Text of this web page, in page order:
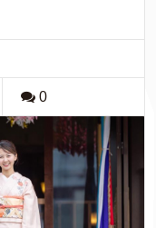
0